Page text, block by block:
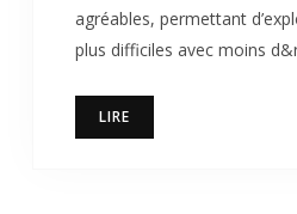
agréables, permettant
plus difficiles avec moins
LIRE